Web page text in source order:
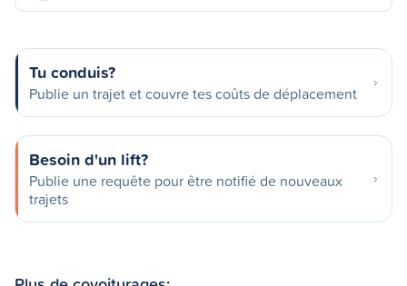
Tu conduis?
Publie un trajet et couvre tes coûts de déplacement
Besoin d'un lift?
Publie une requête pour être notifié de nouveaux
trajets